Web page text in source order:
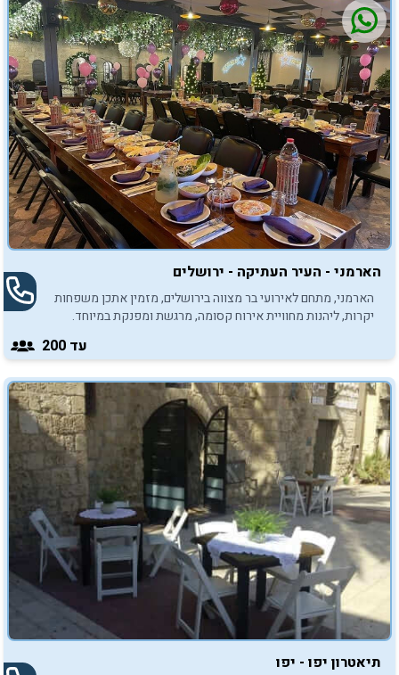
הארמני - העיר העתיקה - ירושלים
הארמני, מתחם לאירועי בר מצווה בירושלים, מזמין אתכן משפחות
יקרות, ליהנות מחוויית אירוח קסומה, מרגשת ומפנקת במיוחד.
עד 200
תיאטרון יפו - יפו